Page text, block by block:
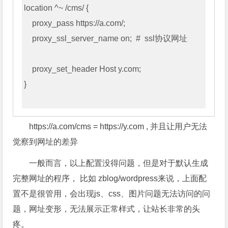
location ^~ /cms/ {
}
https://a.com/cms = https://y.com , 并且让用户无法
觉察到网址的差异
一般而言，以上配置没得问题，但是对于默认生成
完整网址的程序， 比如 zblog/wordpress来说，上面配
置不是很管用，会出现js、css、图片问题无法访问的问
题，网址变形，无法展示正常样式，让站长非常的头
疼。